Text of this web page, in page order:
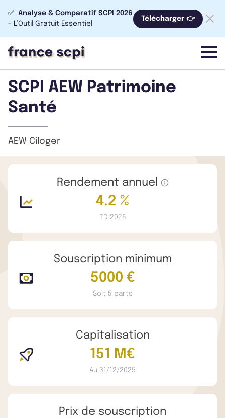
✅ Analyse & Comparatif SCPI 2026
- L’Outil Gratuit Essentiel
Télécharger 👉
menu
SCPI AEW Patrimoine
Santé
AEW Ciloger
Rendement annuel
4.2 %
TD 2025
Souscription minimum
5000 €
Soit 5 parts
Capitalisation
151 M€
Au 31/12/2025
Prix de souscription